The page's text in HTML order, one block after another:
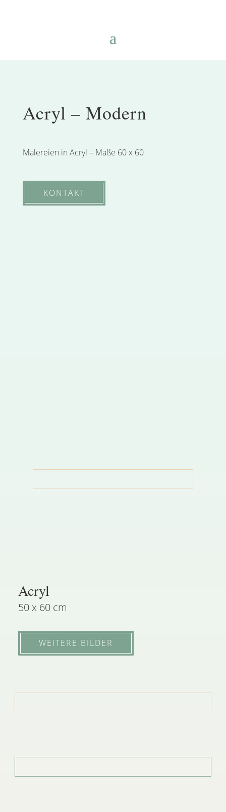
Acryl – Modern
Malereien in Acryl – Maße 60 x 60
KONTAKT
Acryl
50 x 60 cm
WEITERE BILDER